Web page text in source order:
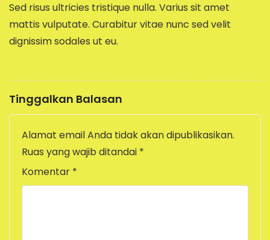
Sed risus ultricies tristique nulla. Varius sit amet
mattis vulputate. Curabitur vitae nunc sed velit
dignissim sodales ut eu.
Tinggalkan Balasan
Alamat email Anda tidak akan dipublikasikan.
Ruas yang wajib ditandai *
Komentar *